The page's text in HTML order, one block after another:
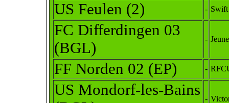
US Feulen (2) - Swift
FC Differdingen 03
(BGL)
-
FF Norden 02 (EP) -
US Mondorf-les-Bains
-